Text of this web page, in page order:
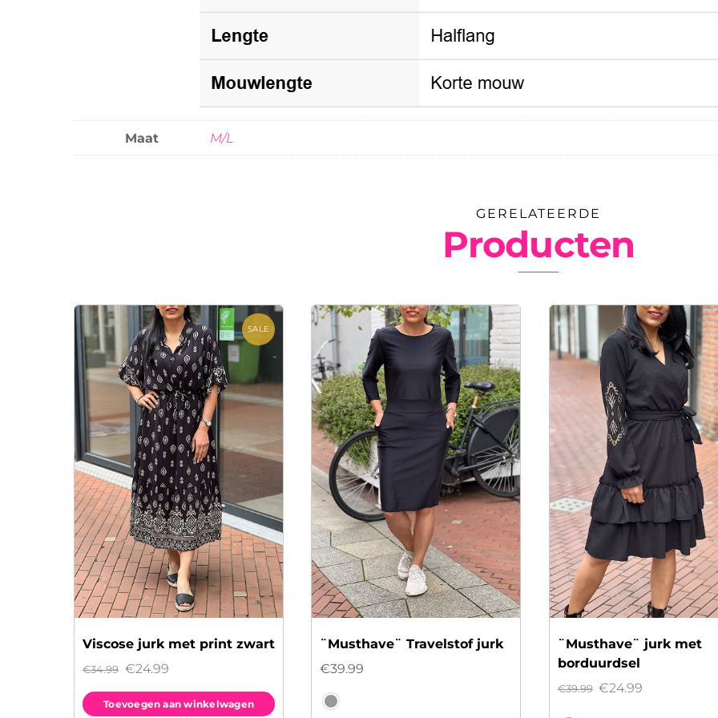
Maat M/L
GERELATEERDE
Producten
SALE
Viscose jurk met print zwart
€34.99 Oorspronkelijke
prijs
was:
€24.99Huidige
prijs
is:
Toevoegen aan winkelwagen
¨Musthave¨ Travelstof jurk
€39.99
¨Musthave¨ jurk met
borduurdsel
€39.99 Oorspronkelijke
€24.99